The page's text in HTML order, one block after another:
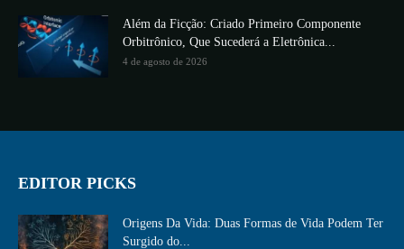
Além da Ficção: Criado Primeiro Componente
Orbitrônico, Que Sucederá a Eletrônica...
4 de agosto de 2026
EDITOR PICKS
Origens Da Vida: Duas Formas de Vida Podem Ter
Surgido do...